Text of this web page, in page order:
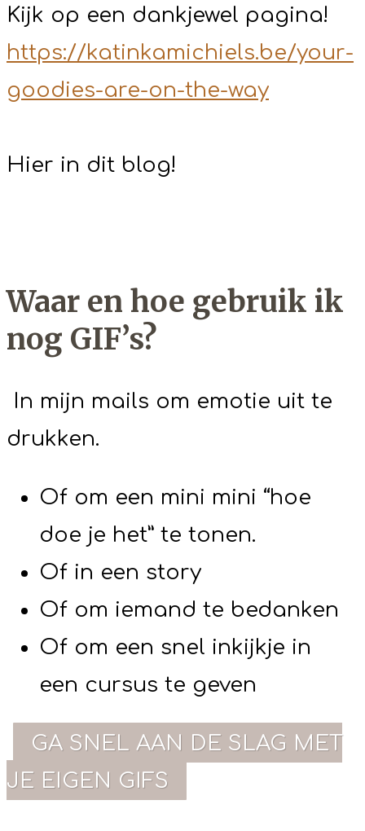
Kijk op een dankjewel pagina!
https://katinkamichiels.be/your-
goodies-are-on-the-way
Hier in dit blog!
Waar en hoe gebruik ik
nog GIF’s?
In mijn mails om emotie uit te
drukken.
Of om een mini mini “hoe
doe je het” te tonen.
Of in een story
Of om iemand te bedanken
Of om een snel inkijkje in
een cursus te geven
GA SNEL AAN DE SLAG MET
JE EIGEN GIFS